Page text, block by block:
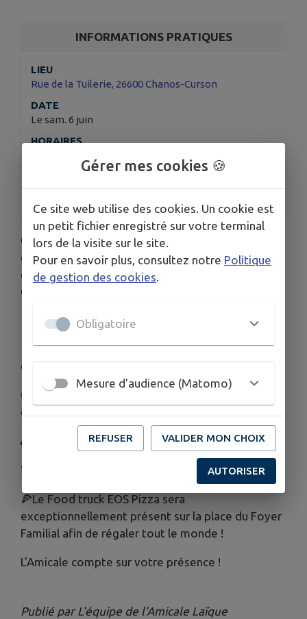
INFORMATIONS PRATIQUES
LIEU
Rue de la Tuilerie, 26600 Chanos-Curson
DATE
Le sam. 6 juin
HORAIRES
Que vous soyez tireur d'élite ou pointeur du
dimanche, venez vous affronter lors du concours
de pétanque de l'Amicale Laïque de l'École de
Chanos-Curson !
📅 Samedi 06 juin 2026
📍 Place du Foyer Familial Jean Sauvajon et Place
du 8 Mai à Chanos-Curson
🕐 Inscription sur place à partir de 13h00 - Début
des parties à 14h00.
👥 Doublette formée - 10€ la doublette
🏆Finalistes et demi-finalistes récompensés !
🍕Le Food truck EOS Pizza sera
exceptionnellement présent sur la place du Foyer
Familial afin de régaler tout le monde !
L'Amicale compte sur votre présence !
Publié par L'équipe de l'Amicale Laïque
Gérer mes cookies 🍪
Ce site web utilise des cookies. Un cookie est
un petit fichier enregistré sur votre terminal
lors de la visite sur le site.
Pour en savoir plus, consultez notre Politique
de gestion des cookies
Obligatoire
Mesure d'audience (Matomo)
REFUSER VALIDER MON CHOIX
AUTORISER